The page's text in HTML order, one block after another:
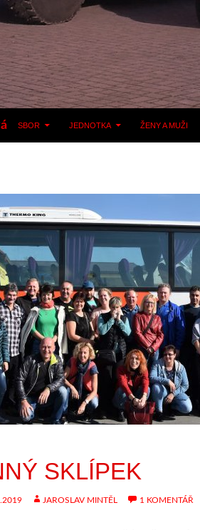
SBOR JEDNOTKA ŽENY A MUŽI
SKLÍPEK
JAROSLAV MINTĚL 1 KOMENTÁŘ